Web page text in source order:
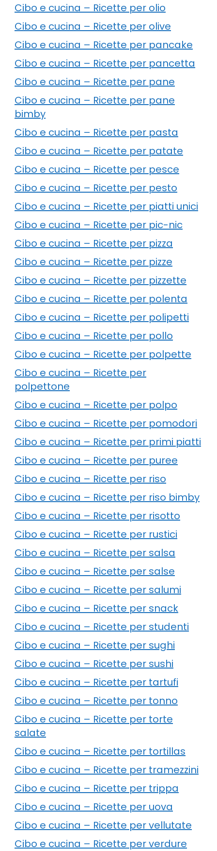
Cibo e cucina – Ricette per olio
Cibo e cucina – Ricette per olive
Cibo e cucina – Ricette per pancake
Cibo e cucina – Ricette per pancetta
Cibo e cucina – Ricette per pane
Cibo e cucina – Ricette per pane
bimby
Cibo e cucina – Ricette per pasta
Cibo e cucina – Ricette per patate
Cibo e cucina – Ricette per pesce
Cibo e cucina – Ricette per pesto
Cibo e cucina – Ricette per piatti unici
Cibo e cucina – Ricette per pic-nic
Cibo e cucina – Ricette per pizza
Cibo e cucina – Ricette per pizze
Cibo e cucina – Ricette per pizzette
Cibo e cucina – Ricette per polenta
Cibo e cucina – Ricette per polipetti
Cibo e cucina – Ricette per pollo
Cibo e cucina – Ricette per polpette
Cibo e cucina – Ricette per
polpettone
Cibo e cucina – Ricette per polpo
Cibo e cucina – Ricette per pomodori
Cibo e cucina – Ricette per primi piatti
Cibo e cucina – Ricette per puree
Cibo e cucina – Ricette per riso
Cibo e cucina – Ricette per riso bimby
Cibo e cucina – Ricette per risotto
Cibo e cucina – Ricette per rustici
Cibo e cucina – Ricette per salsa
Cibo e cucina – Ricette per salse
Cibo e cucina – Ricette per salumi
Cibo e cucina – Ricette per snack
Cibo e cucina – Ricette per studenti
Cibo e cucina – Ricette per sughi
Cibo e cucina – Ricette per sushi
Cibo e cucina – Ricette per tartufi
Cibo e cucina – Ricette per tonno
Cibo e cucina – Ricette per torte
salate
Cibo e cucina – Ricette per tortillas
Cibo e cucina – Ricette per tramezzini
Cibo e cucina – Ricette per trippa
Cibo e cucina – Ricette per uova
Cibo e cucina – Ricette per vellutate
Cibo e cucina – Ricette per verdure